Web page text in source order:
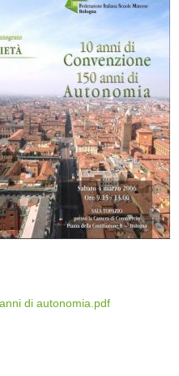
di autonomia.pdf